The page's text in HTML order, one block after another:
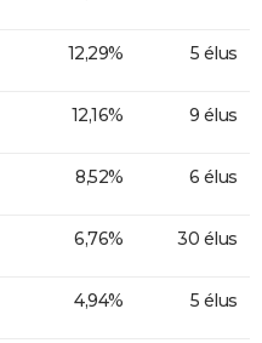
12,29% 5 élus
12,16% 9 élus
8,52% 6 élus
6,76% 30 élus
4,94% 5 élus